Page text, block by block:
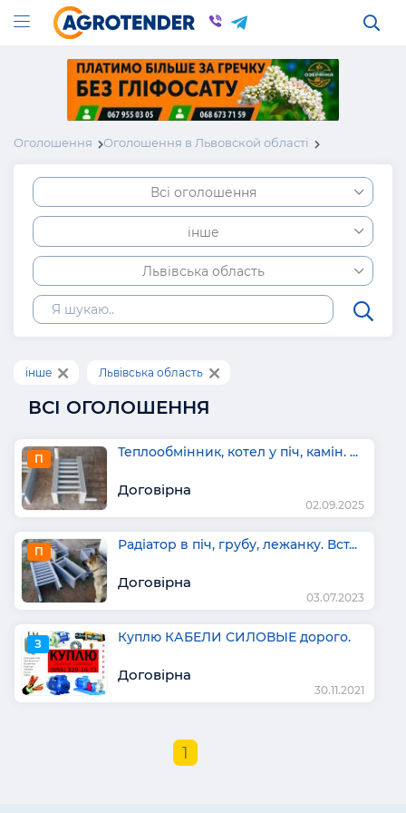
Оголошення Оголошення в Львовской області
Всі оголошення
інше
Львівська область
інше Львівська область
ВСІ ОГОЛОШЕННЯ
П Теплообмінник, котел у піч, камін. ...
Договірна
02.09.2025
П Радіатор в піч, грубу, лежанку. Вст...
Договірна
03.07.2023
З Куплю КАБЕЛИ СИЛОВЫЕ дорого.
Договірна
30.11.2021
1